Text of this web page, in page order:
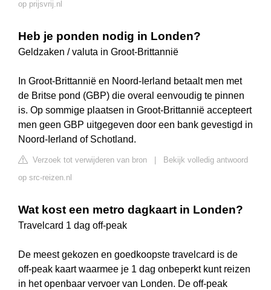
op prijsvrij.nl
Heb je ponden nodig in Londen?
Geldzaken / valuta in Groot-Brittannië
In Groot-Brittannië en Noord-Ierland betaalt men met
de Britse pond (GBP) die overal eenvoudig te pinnen
is. Op sommige plaatsen in Groot-Brittannië accepteert
men geen GBP uitgegeven door een bank gevestigd in
Noord-Ierland of Schotland.
Verzoek tot verwijderen van bron
Bekijk volledig antwoord
op src-reizen.nl
Wat kost een metro dagkaart in Londen?
Travelcard 1 dag off-peak
De meest gekozen en goedkoopste travelcard is de
off-peak kaart waarmee je 1 dag onbeperkt kunt reizen
in het openbaar vervoer van Londen. De off-peak